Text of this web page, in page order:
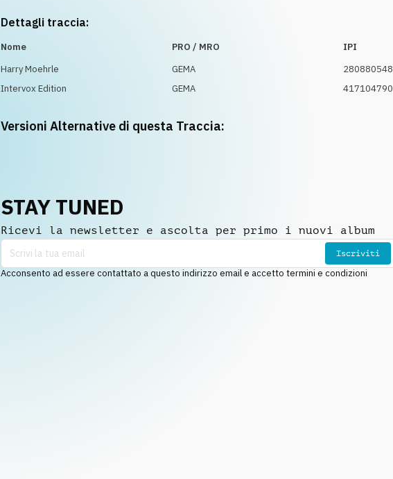
Dettagli traccia:
Nome PRO / MRO IPI
Harry Moehrle
GEMA 280880548
Intervox Edition
GEMA 417104790
Versioni Alternative di questa Traccia:
STAY TUNED
Ricevi la newsletter e ascolta per primo i nuovi album
Iscriviti
Acconsento ad essere contattato a questo indirizzo email e accetto termini e condizioni